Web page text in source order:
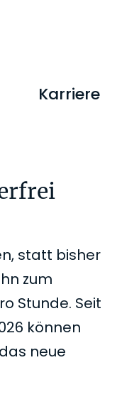
Karriere
statt bisher
zum
Stunde. Seit
können
neue